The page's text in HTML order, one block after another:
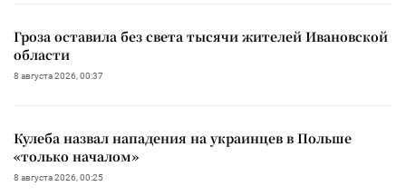
Гроза оставила без света тысячи жителей Ивановской
области
8 августа 2026, 00:37
Кулеба назвал нападения на украинцев в Польше
«только началом»
8 августа 2026, 00:25